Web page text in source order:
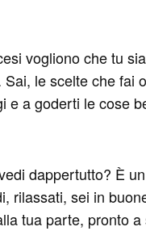
vogliono che tu
le scelte che
e a goderti le cose
dappertutto? È
rilassati, sei in
tua parte, pronto